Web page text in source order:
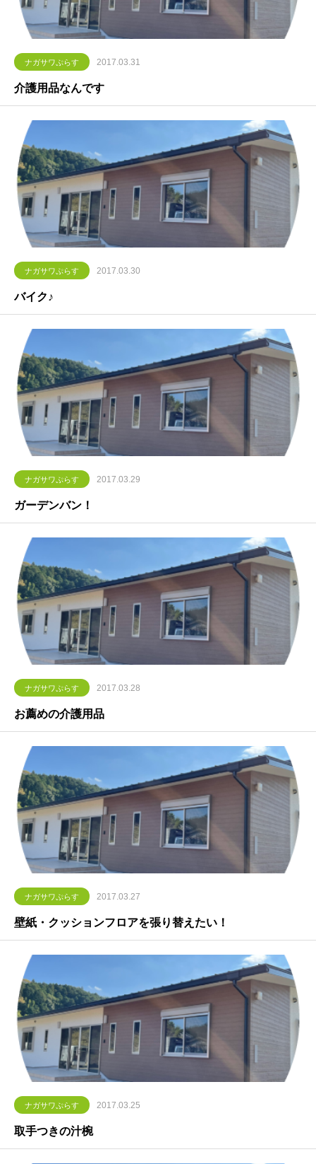
ナガサワぷらす 2017.03.31
介護用品なんです
ナガサワぷらす 2017.03.30
バイク♪
ナガサワぷらす 2017.03.29
ガーデンバン！
ナガサワぷらす 2017.03.28
お薦めの介護用品
ナガサワぷらす 2017.03.27
壁紙・クッションフロアを張り替えたい！
ナガサワぷらす 2017.03.25
取手つきの汁椀